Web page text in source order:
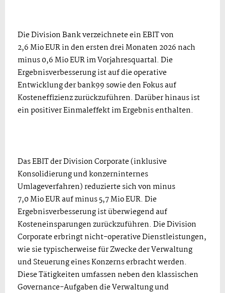
Die Division Bank verzeichnete ein EBIT von
2,6 Mio EUR in den ersten drei Monaten 2026 nach
minus 0,6 Mio EUR im Vorjahresquartal. Die
Ergebnisverbesserung ist auf die operative
Entwicklung der bank99 sowie den Fokus auf
Kosteneffizienz zurückzuführen. Darüber hinaus ist
ein positiver Einmaleffekt im Ergebnis enthalten.
Das EBIT der Division Corporate (inklusive
Konsolidierung und konzerninternes
Umlageverfahren) reduzierte sich von minus
7,0 Mio EUR auf minus 5,7 Mio EUR. Die
Ergebnisverbesserung ist überwiegend auf
Kosteneinsparungen zurückzuführen. Die Division
Corporate erbringt nicht-operative Dienstleistungen,
wie sie typischerweise für Zwecke der Verwaltung
und Steuerung eines Konzerns erbracht werden.
Diese Tätigkeiten umfassen neben den klassischen
Governance-Aufgaben die Verwaltung und